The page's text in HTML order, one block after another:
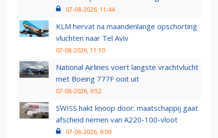
07-08-2026, 11:44
KLM hervat na maandenlange opschorting
vluchten naar Tel Aviv
07-08-2026, 11:10
National Airlines voert langste vrachtvlucht
met Boeing 777F ooit uit
07-08-2026, 9:52
SWISS hakt knoop door: maatschappij gaat
afscheid nemen van A220-100-vloot
07-08-2026, 9:09